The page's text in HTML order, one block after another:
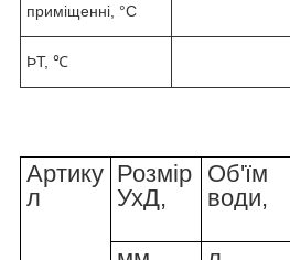
приміщенні, °C
ÞТ, ℃
Артику
л
Розмір
УхД,
Об'їм
води,